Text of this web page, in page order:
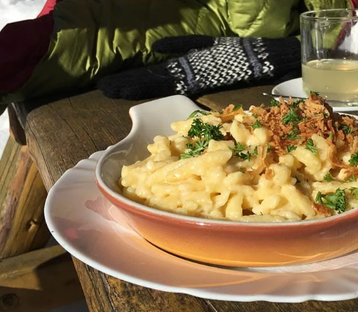
7. Spitzsteinhaus (1.252 Meter)
Carl-von-Stahl-Haus (1.736 Meter)
Ehrwalder Alm (1.500 Meter)
Weitere Hütten, die im Winter geöffnet haben
Winterhütten in den Allgäuer Alpen
Winterhütten in den Ammergauer Alpen
Winterhütten in den Bayerischen Voralpen
Winterhütten in den Chiemgauer Alpen
Winterhütten im Kaisergebirge
Reiseführer